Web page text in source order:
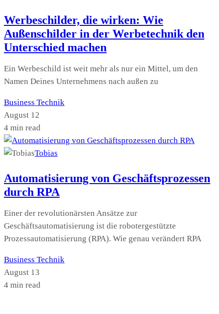
Werbeschilder, die wirken: Wie
Außenschilder in der Werbetechnik den
Unterschied machen
Ein Werbeschild ist weit mehr als nur ein Mittel, um den
Namen Deines Unternehmens nach außen zu
Business Technik
August 12
4 min read
Tobias
Automatisierung von Geschäftsprozessen
durch RPA
Einer der revolutionärsten Ansätze zur
Geschäftsautomatisierung ist die robotergestützte
Prozessautomatisierung (RPA). Wie genau verändert RPA
Business Technik
August 13
4 min read